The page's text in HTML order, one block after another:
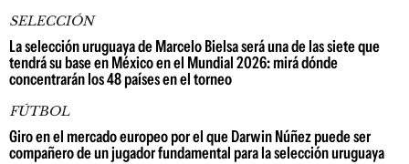
SELECCIÓN
La selección uruguaya de Marcelo Bielsa será una de las siete que
tendrá su base en México en el Mundial 2026: mirá dónde
concentrarán los 48 países en el torneo
FÚTBOL
Giro en el mercado europeo por el que Darwin Núñez puede ser
compañero de un jugador fundamental para la selección uruguaya